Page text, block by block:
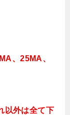
、25MA、
以外は全て下